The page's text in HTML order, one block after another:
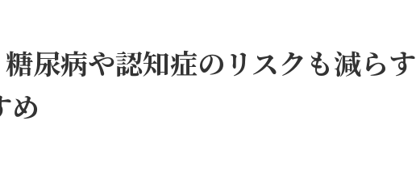
尿病や認知症のリスクも減らす
め